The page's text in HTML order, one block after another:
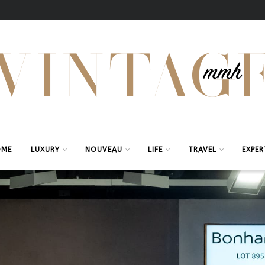
LUXURY NOUVEAU LIFE TRAVEL